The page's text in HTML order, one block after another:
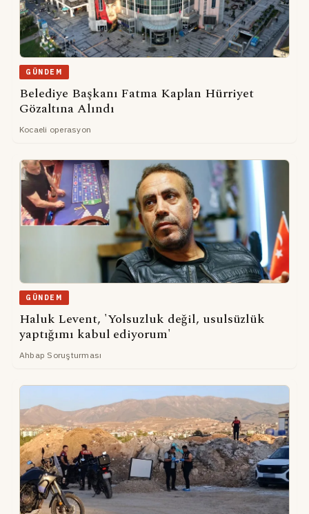
GÜNDEM
Belediye Başkanı Fatma Kaplan Hürriyet
Gözaltına Alındı
Kocaeli operasyon
GÜNDEM
Haluk Levent, 'Yolsuzluk değil, usulsüzlük
yaptığımı kabul ediyorum'
Ahbap Soruşturması